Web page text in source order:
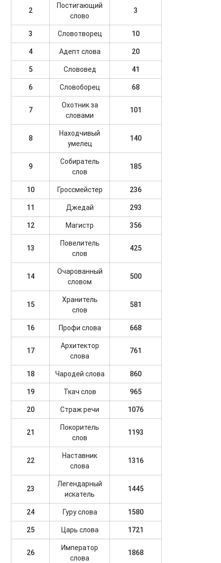
2
Постигающий
слово
3
3 Словотворец
10
4
Адепт слова
20
5
Слововед
41
6
Словоборец 68
7
Охотник за
словами
101
8
Находчивый
умелец
140
9
Собиратель
слов
185
10 Гроссмейстер
236
11
Джедай
293
12
Магистр 356
13
Повелитель
слов
425
14
Очарованный
словом
500
15
Хранитель
слов
581
16 Профи слова 668
17
Архитектор
слова
761
18 Чародей слова
860
19
Ткач слов
965
20
Страж речи 1076
21
Покоритель
слов
1193
22
Наставник
слова
1316
23
Легендарный
искатель
1445
24 Гуру слова
1580
25
Царь слова 1721
26
Император
слова
1868